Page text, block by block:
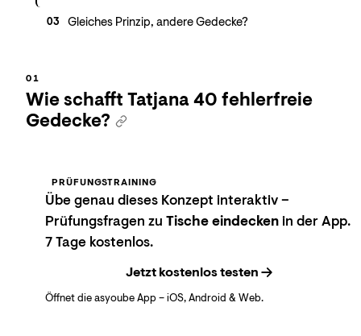
03 Gleiches Prinzip, andere Gedecke?
Wie schafft Tatjana 40 fehlerfreie
Gedecke?
PRÜFUNGSTRAINING
Übe genau dieses Konzept interaktiv –
Prüfungsfragen zu Tische eindeckenin der App.
7 Tage kostenlos.
Jetzt kostenlos testen
Öffnet die asyoube App – iOS, Android & Web.